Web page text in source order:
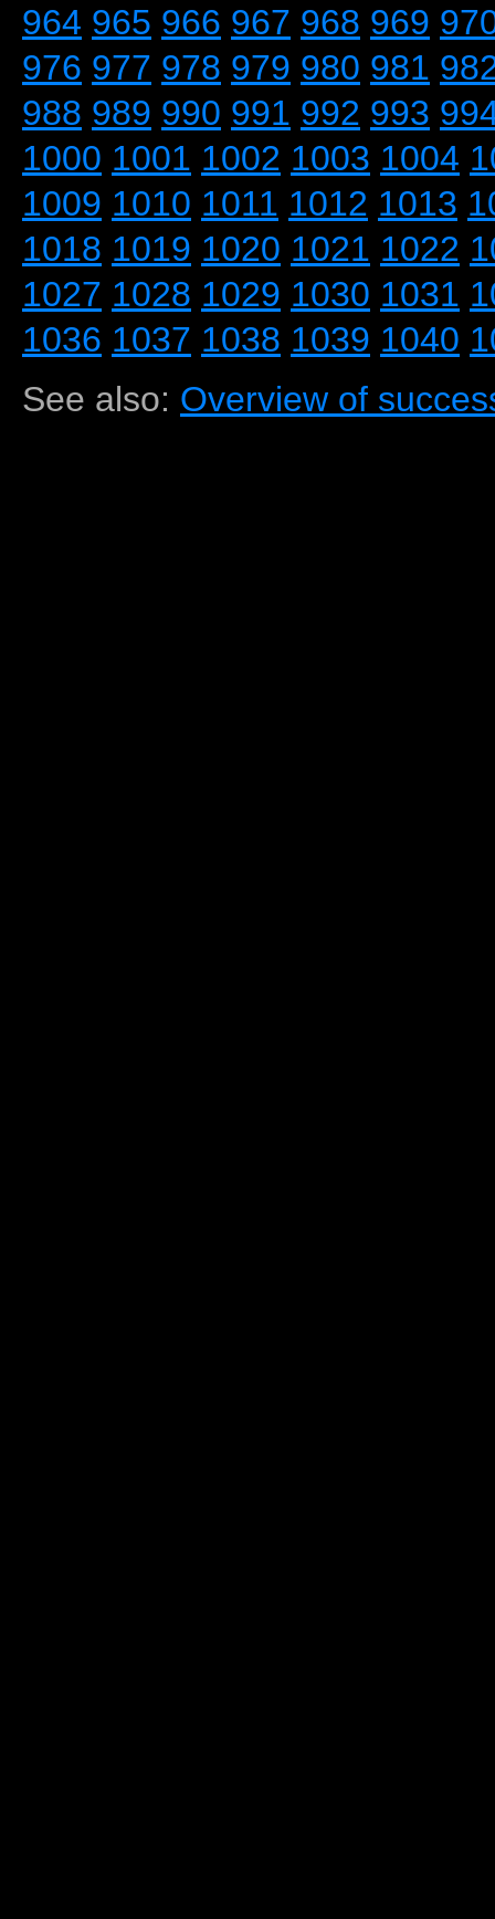
964 965 966 967 968 969
976 977 978 979 980 981
988 989 990 991 992 993
1000 1001 1002 1003 1004
1009 1010 1011 1012 1013
1018 1019 1020 1021 1022
1027 1028 1029 1030 1031
1036 1037 1038 1039 1040
See also: Overview of